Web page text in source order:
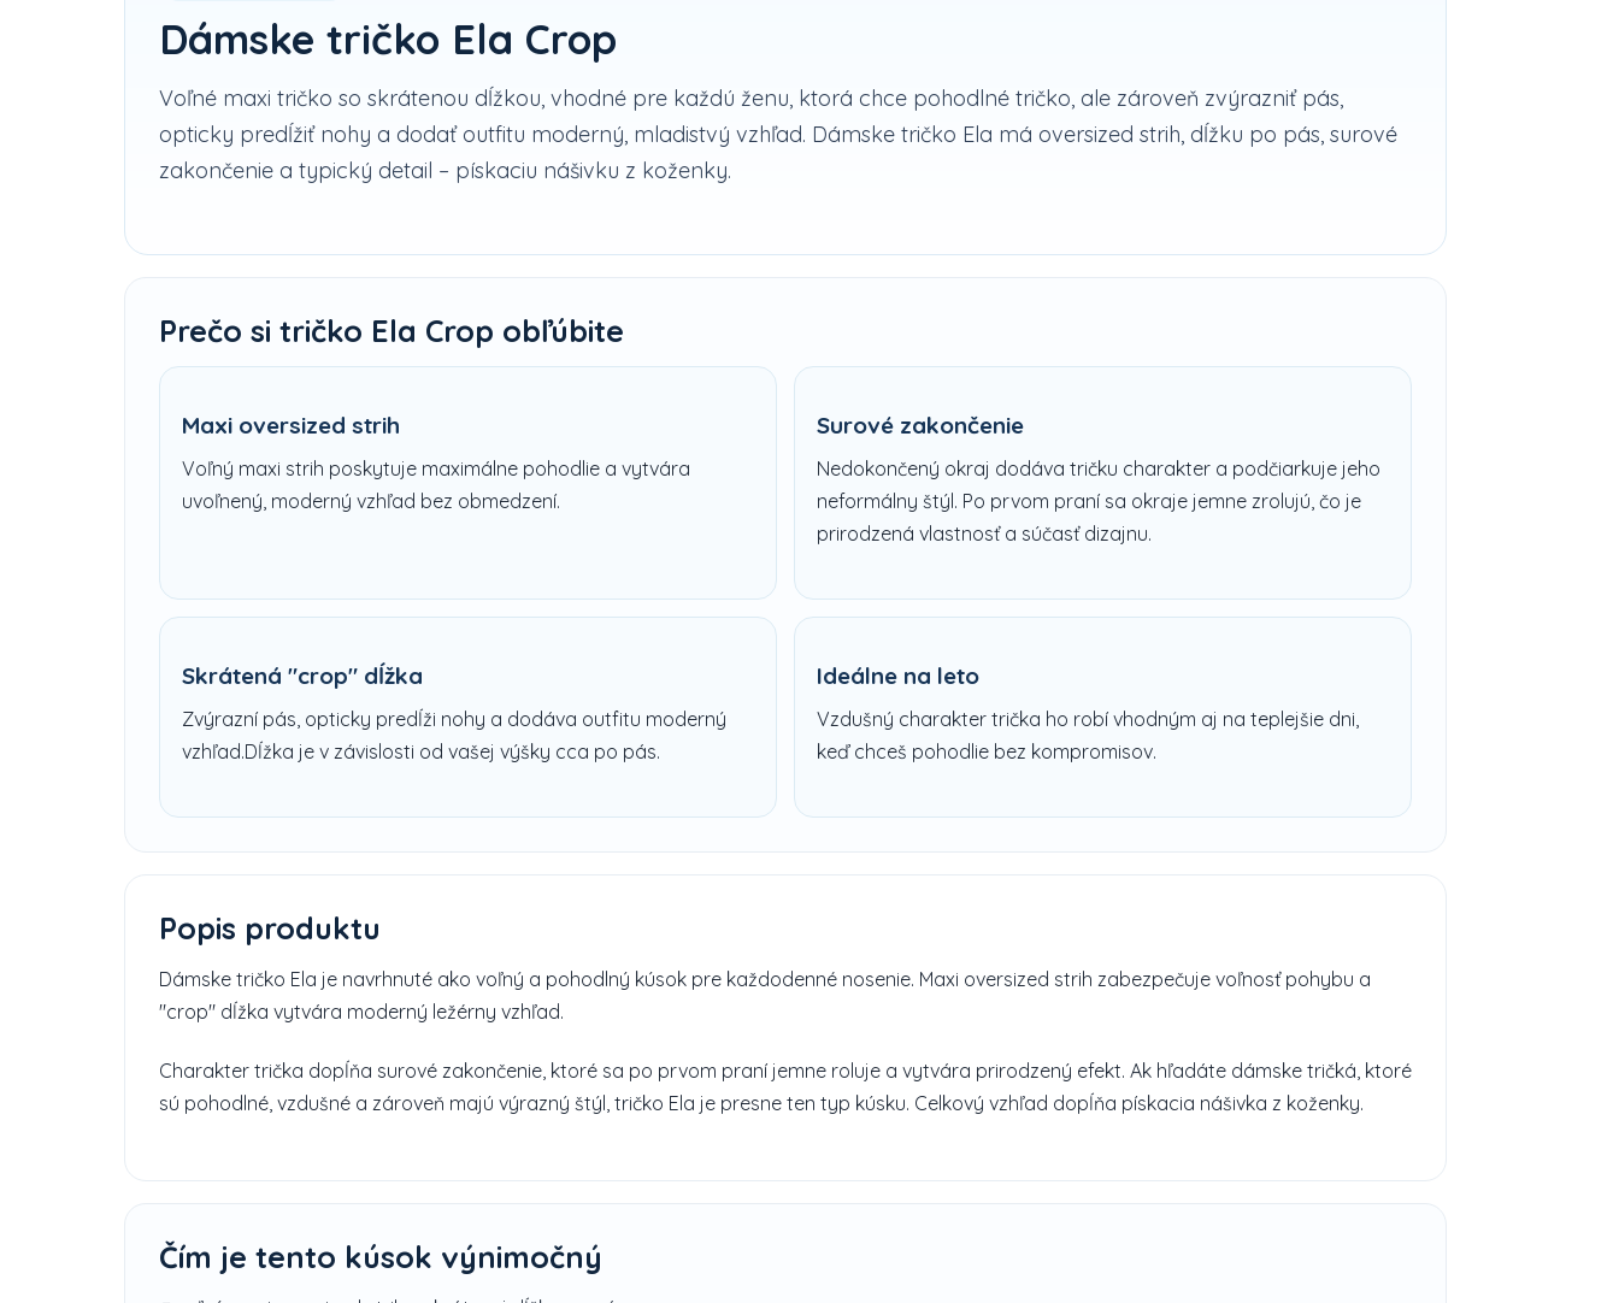
Dámske tričko Ela Crop
Voľné maxi tričko so skrátenou dĺžkou, vhodné pre každú ženu, ktorá chce pohodlné tričko, ale zároveň zvýrazniť pás,
opticky predĺžiť nohy a dodať outfitu moderný, mladistvý vzhľad. Dámske tričko Ela má oversized strih, dĺžku po pás, surové
zakončenie a typický detail – pískaciu nášivku z koženky.
Prečo si tričko Ela Crop obľúbite
Maxi oversized strih
Voľný maxi strih poskytuje maximálne pohodlie a vytvára
uvoľnený, moderný vzhľad bez obmedzení.
Surové zakončenie
Nedokončený okraj dodáva tričku charakter a podčiarkuje jeho
neformálny štýl. Po prvom praní sa okraje jemne zrolujú, čo je
prirodzená vlastnosť a súčasť dizajnu.
Skrátená "crop" dĺžka
Zvýrazní pás, opticky predĺži nohy a dodáva outfitu moderný
vzhľad.Dĺžka je v závislosti od vašej výšky cca po pás.
Ideálne na leto
Vzdušný charakter trička ho robí vhodným aj na teplejšie dni,
keď chceš pohodlie bez kompromisov.
Popis produktu
Dámske tričko Ela je navrhnuté ako voľný a pohodlný kúsok pre každodenné nosenie. Maxi oversized strih zabezpečuje voľnosť pohybu a
"crop" dĺžka vytvára moderný ležérny vzhľad.
Charakter trička dopĺňa surové zakončenie, ktoré sa po prvom praní jemne roluje a vytvára prirodzený efekt. Ak hľadáte dámske tričká, ktoré
sú pohodlné, vzdušné a zároveň majú výrazný štýl, tričko Ela je presne ten typ kúsku. Celkový vzhľad dopĺňa pískacia nášivka z koženky.
Čím je tento kúsok výnimočný